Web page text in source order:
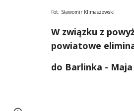
Fot. Sławomir Klimaszewski
W związku z
powiatowe
do Barlinka -